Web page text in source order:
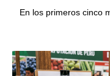
En los primeros cinco